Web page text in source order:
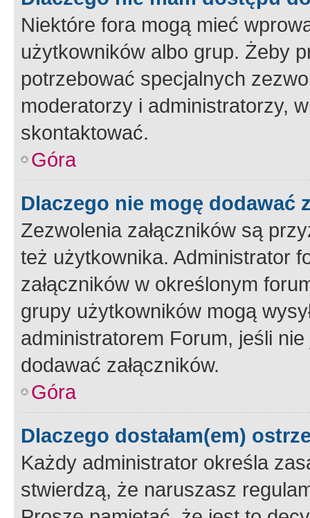
Niektóre fora mogą mieć
użytkowników albo grup. Żeby
potrzebować specjalnych
moderatorzy i administratorzy,
skontaktować.
Góra
Dlaczego nie mogę dodawać
Zezwolenia załączników są
też użytkownika. Administrator
załączników w określonym
grupy użytkowników mogą
administratorem Forum, jeśli
dodawać załączników.
Góra
Dlaczego dostałam(em)
Każdy administrator określa
stwierdzą, że naruszasz